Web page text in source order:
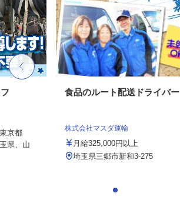
京都
県、山
食品のルート配送ドライバー
株式会社マスダ運輸
月給325,000円以上
埼玉県三郷市新和3-275